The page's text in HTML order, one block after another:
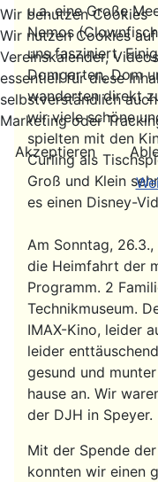
u.a. eine Große
Nemos
uns fasziniert.
Domgarten, Dom
wanderten direkt
wir viele schöne
spielten mit den
Curling als
Groß und Klein
es einen Disney-
Am Sonntag,
die Heimfahrt der
Programm. 2
Technikmuseum.
IMAX-Kino, leider
leider
gesund und
hause an. Wir
der DJH in Speyer.
Mit der Spende
konnten wir einen
Wir benutzen Cookies
Wir nutzen Cookies
Vereinskalender,
essentiell für diese
selbstverständlich
Marketing oder
Akzeptieren